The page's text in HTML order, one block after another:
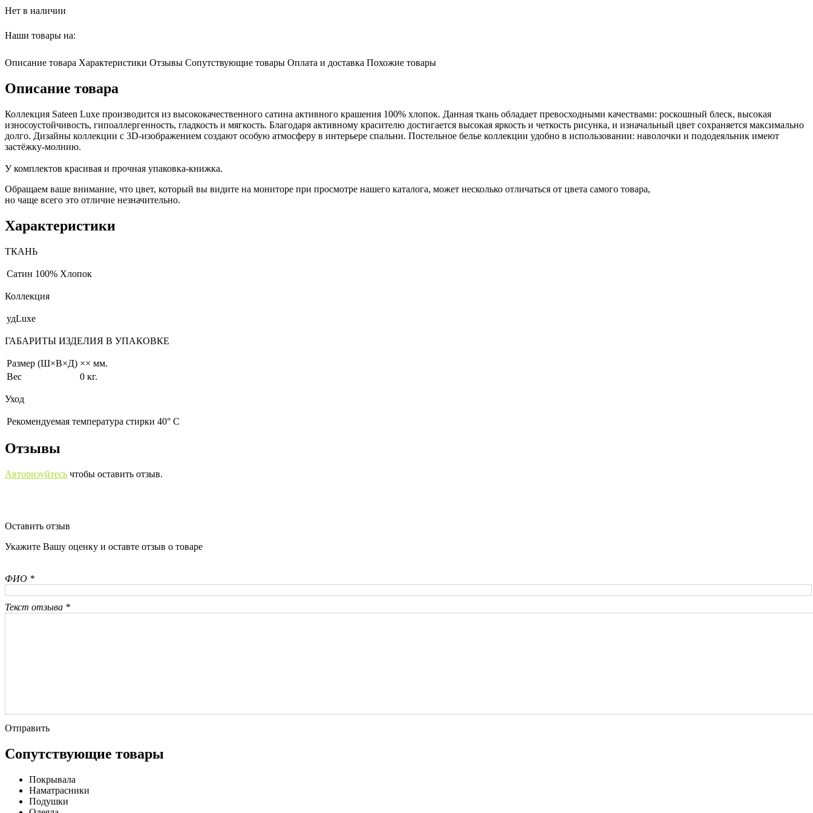
Нет в наличии
Наши товары на:
Описание товара Характеристики Отзывы Сопутствующие товары Оплата и доставка Похожие товары
Описание товара
Коллекция Sateen Luxe производится из высококачественного сатина активного крашения 100% хлопок. Данная ткань обладает превосходными качествами: роскошный блеск, высокая
износоустойчивость, гипоаллергенность, гладкость и мягкость. Благодаря активному красителю достигается высокая яркость и четкость рисунка, и изначальный цвет сохраняется максимально
долго. Дизайны коллекции с 3D-изображением создают особую атмосферу в интерьере спальни. Постельное белье коллекции удобно в использовании: наволочки и пододеяльник имеют
застёжку-молнию.
У комплектов красивая и прочная упаковка-книжка.
Обращаем ваше внимание, что цвет, который вы видите на мониторе при просмотре нашего каталога, может несколько отличаться от цвета самого товара,
но чаще всего это отличие незначительно.
Характеристики
ТКАНЬ
Сатин 100% Хлопок
Коллекция
удLuxe
ГАБАРИТЫ ИЗДЕЛИЯ В УПАКОВКЕ
Размер (Ш×В×Д) ×× мм.
Вес
0 кг.
Уход
Рекомендуемая температура стирки 40° С
Отзывы
Авторизуйтесь чтобы оставить отзыв.
Оставить отзыв
Укажите Вашу оценку и оставте отзыв о товаре
ФИО *
Текст отзыва *
Отправить
Сопутствующие товары
Покрывала
Наматрасники
Подушки